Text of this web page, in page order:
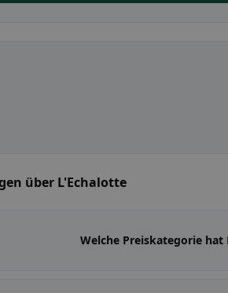
über L'Echalotte
Welche Preiskategorie hat